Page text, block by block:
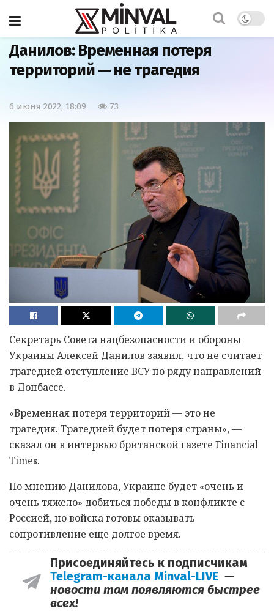
Главная
Данилов: Временная потеря
территорий — не трагедия
6 июня 2022, 18:09 73
Секретарь Совета нацбезопасности и обороны
Украины Алексей Данилов заявил, что не считает
трагедией отступление ВСУ по ряду направлений
в Донбассе.
«Временная потеря территорий — это не
трагедия. Трагедией будет потеря страны», —
сказал он в интервью британской газете Financial
Times.
По мнению Данилова, Украине будет «очень и
очень тяжело» добиться победы в конфликте с
Россией, но войска готовы оказывать
сопротивление еще долгое время.
Присоединяйтесь к подписчикам
Telegram-канала Minval-LIVE —
новости там появляются быстрее
всех!